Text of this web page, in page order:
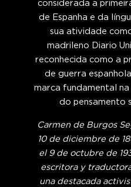
considerada a
de Espanha e da
sua atividade
madrileno Diario
reconhecida como a
de guerra
marca fundamental
do pensamento
Carmen de Burgos
10 de diciembre de
el 9 de octubre de
escritora y
una destacada